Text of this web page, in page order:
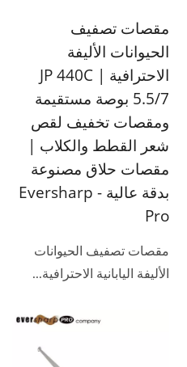
مقصات تصفيف
الحيوانات الأليفة
الاحترافية JP 440C |
5.5/7 بوصة مستقيمة
ومقصات تخفيف لقص
شعر القطط والكلاب |
مقصات حلاق مصنوعة
بدقة عالية - Eversharp
Pro
مقصات تصفيف الحيوانات
الأليفة اليابانية الاحترافية...